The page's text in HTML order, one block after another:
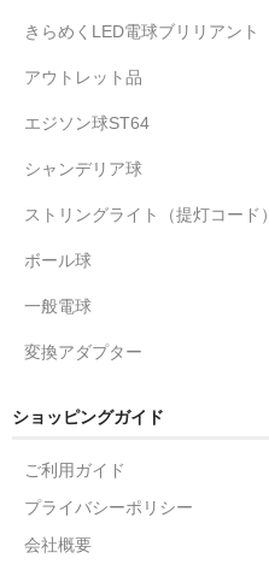
きらめくLED電球ブリリアント
アウトレット品
エジソン球ST64
シャンデリア球
ストリングライト（提灯コード）
ボール球
一般電球
変換アダプター
ショッピングガイド
ご利用ガイド
プライバシーポリシー
会社概要